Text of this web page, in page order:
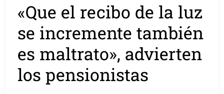
«Que el recibo de la luz
se incremente también
es maltrato», advierten
los pensionistas